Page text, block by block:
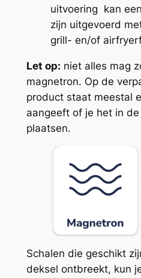
uitvoering kan
zijn uitgevoerd
grill- en/of
Let op: niet alles mag
magnetron. Op de
product staat meestal
aangeeft of je het in de
plaatsen.
Schalen die geschikt
deksel ontbreekt, kun